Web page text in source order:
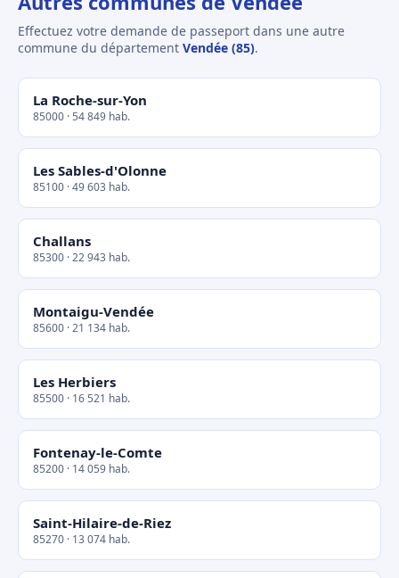
Effectuez votre demande de passeport dans une autre
commune du département Vendée (85).
La Roche-sur-Yon
85000 · 54 849 hab.
Les Sables-d'Olonne
85100 · 49 603 hab.
Challans
85300 · 22 943 hab.
Montaigu-Vendée
85600 · 21 134 hab.
Les Herbiers
85500 · 16 521 hab.
Fontenay-le-Comte
85200 · 14 059 hab.
Saint-Hilaire-de-Riez
85270 · 13 074 hab.